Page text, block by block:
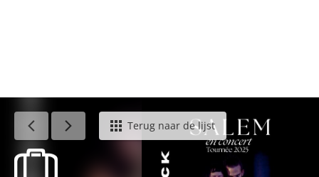
Agenda - NederlandsTerug naar de lijst